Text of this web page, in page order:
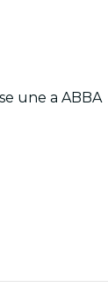
une a ABBA